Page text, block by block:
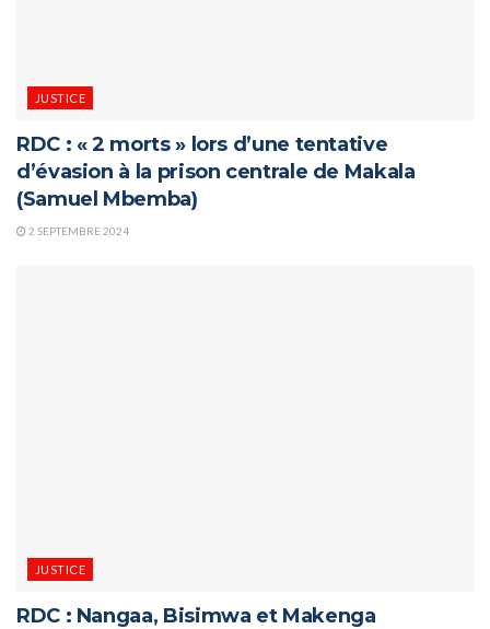
JUSTICE
RDC : « 2 morts » lors d’une tentative
d’évasion à la prison centrale de Makala
(Samuel Mbemba)
2 SEPTEMBRE 2024
JUSTICE
RDC : Nangaa, Bisimwa et Makenga